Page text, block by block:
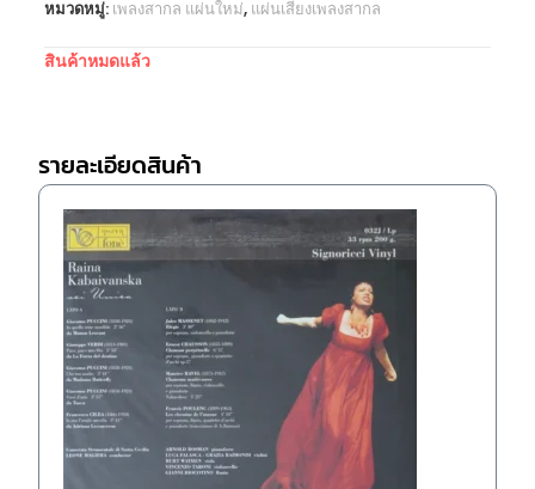
หมวดหมู่: เพลงสากล แผ่นใหม่, แผ่นเสียงเพลงสากล
สินค้าหมดแล้ว
รายละเอียดสินค้า